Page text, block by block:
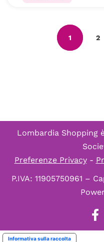
1 2
Lombardia Shopping
Preferenze Privacy-
P.IVA: 11905750961 –
Informativa sulla raccolta